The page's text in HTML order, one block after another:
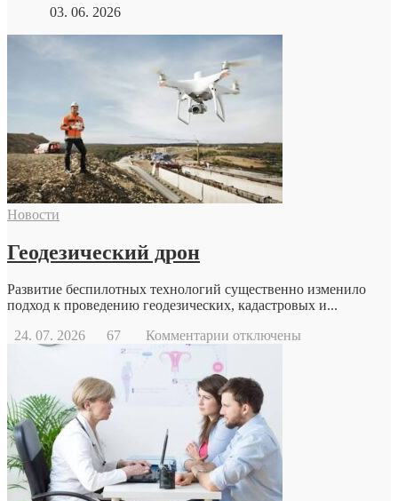
03. 06. 2026
Новости
Геодезический дрон
Развитие беспилотных технологий существенно изменило
подход к проведению геодезических, кадастровых и...
24. 07. 2026
67 Комментарии к
дрон
отключены